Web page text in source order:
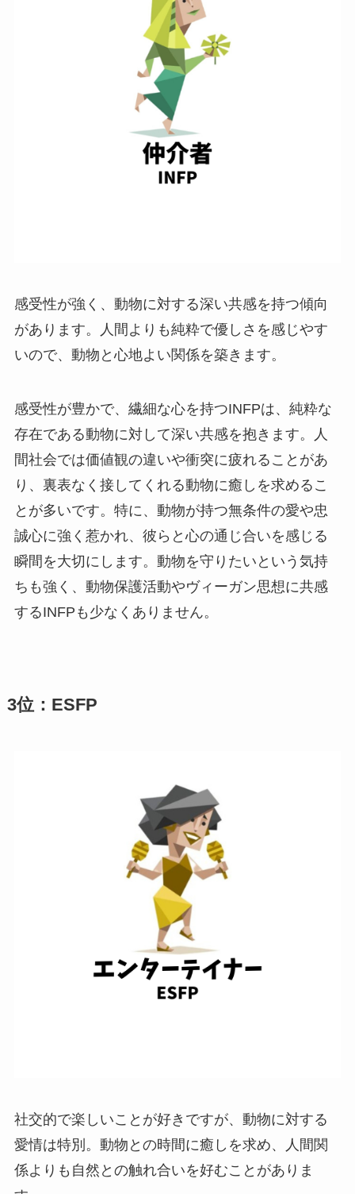
感受性が強く、動物に対する深い共感を持つ傾向
があります。人間よりも純粋で優しさを感じやす
いので、動物と心地よい関係を築きます。
感受性が豊かで、繊細な心を持つINFPは、純粋な
存在である動物に対して深い共感を抱きます。人
間社会では価値観の違いや衝突に疲れることがあ
り、裏表なく接してくれる動物に癒しを求めるこ
とが多いです。特に、動物が持つ無条件の愛や忠
誠心に強く惹かれ、彼らと心の通じ合いを感じる
瞬間を大切にします。動物を守りたいという気持
ちも強く、動物保護活動やヴィーガン思想に共感
するINFPも少なくありません。
3位：ESFP
社交的で楽しいことが好きですが、動物に対する
愛情は特別。動物との時間に癒しを求め、人間関
係よりも自然との触れ合いを好むことがありま